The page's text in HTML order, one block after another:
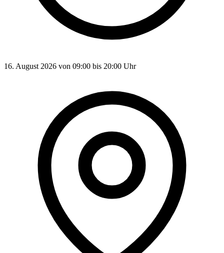
16. August 2026 von 09:00 bis 20:00 Uhr